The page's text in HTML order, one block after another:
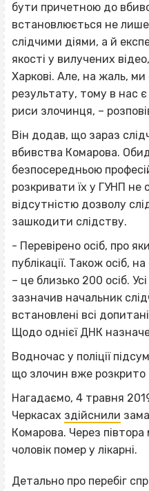
бути причетною до
встановлюється не
слідчими діями, а й
якості у вилучених
Харкові. Але, на жаль, ми
результату, тому в нас є
риси злочинця, –
Він додав, що зараз
вбивства Комарова.
безпосередньою
розкривати їх у ГУНП
відсутністю дозволу
зашкодити слідству.
- Перевірено осіб, про
публікації. Також осіб,
– це близько 200 осіб.
зазначив начальник
встановлені всі
Щодо однієї ДНК
Водночас у поліції
що злочин вже
Нагадаємо, 4 травня
Черкасах здійснили
Комарова. Через півтора
чоловік помер у лікарні.
Детально про перебіг